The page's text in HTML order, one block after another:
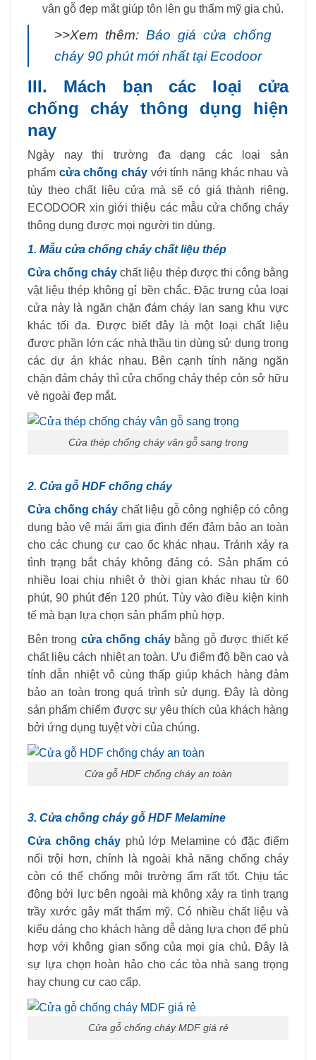
vân gỗ đẹp mắt giúp tôn lên gu thẩm mỹ gia chủ.
>>Xem thêm: Báo giá cửa chống
cháy 90 phút mới nhất tại Ecodoor
III. Mách bạn các loại cửa
chống cháy thông dụng hiện
nay
Ngày nay thị trường đa dạng các loại sản
phẩm cửa chống cháy với tính năng khác nhau và
tùy theo chất liệu cửa mà sẽ có giá thành riêng.
ECODOOR xin giới thiệu các mẫu cửa chống cháy
thông dụng được mọi người tin dùng.
1. Mẫu cửa chống cháy chất liệu thép
Cửa chống cháy chất liệu thép được thi công bằng
vật liệu thép không gỉ bền chắc. Đặc trưng của loại
cửa này là ngăn chặn đám cháy lan sang khu vực
khác tối đa. Được biết đây là một loại chất liệu
được phần lớn các nhà thầu tin dùng sử dụng trong
các dự án khác nhau. Bên cạnh tính năng ngăn
chặn đám cháy thì cửa chống cháy thép còn sở hữu
vẻ ngoài đẹp mắt.
Cửa thép chống cháy vân gỗ sang trọng
2. Cửa gỗ HDF chống cháy
Cửa chống cháy chất liệu gỗ công nghiệp có công
dụng bảo vệ mái ấm gia đình đến đảm bảo an toàn
cho các chung cư cao ốc khác nhau. Tránh xảy ra
tình trạng bắt cháy không đáng có. Sản phẩm có
nhiều loại chịu nhiệt ở thời gian khác nhau từ 60
phút, 90 phút đến 120 phút. Tùy vào điều kiện kinh
tế mà bạn lựa chọn sản phẩm phù hợp.
Bên trong cửa chống cháybằng gỗ được thiết kế
chất liệu cách nhiệt an toàn. Ưu điểm độ bền cao và
tính dẫn nhiệt vô cùng thấp giúp khách hàng đảm
bảo an toàn trong quá trình sử dụng. Đây là dòng
sản phẩm chiếm được sự yêu thích của khách hàng
bởi ứng dụng tuyệt vời của chúng.
Cửa gỗ HDF chống cháy an toàn
3. Cửa chống cháy gỗ HDF Melamine
Cửa chống cháy phủ lớp Melamine có đặc điểm
nổi trội hơn, chính là ngoài khả năng chống cháy
còn có thể chống môi trường ẩm rất tốt. Chịu tác
động bởi lực bên ngoài mà không xảy ra tình trạng
trầy xước gây mất thẩm mỹ. Có nhiều chất liệu và
kiểu dáng cho khách hàng dễ dàng lựa chọn để phù
hợp với không gian sống của mọi gia chủ. Đây là
sự lựa chọn hoàn hảo cho các tòa nhà sang trọng
hay chung cư cao cấp.
Cửa gỗ chống cháy MDF giá rẻ